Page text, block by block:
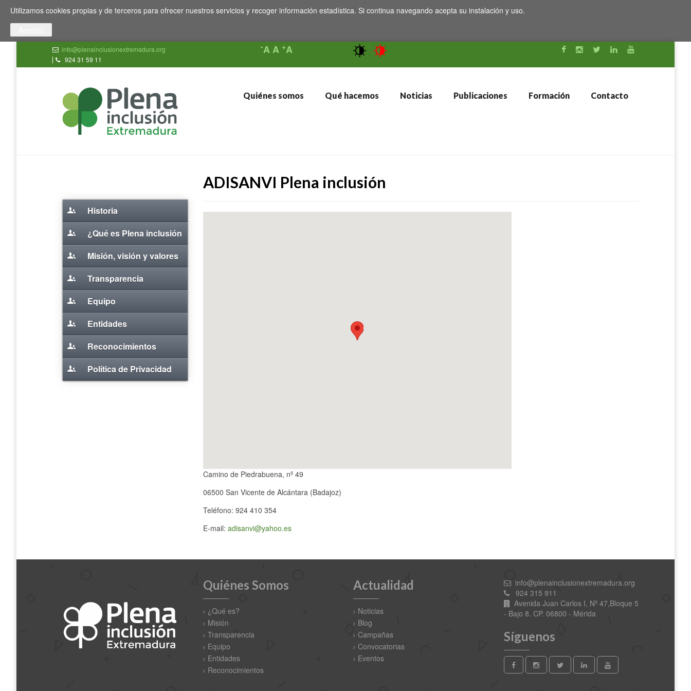
Pasar al contenido principal
Toggle high contrast
Utilizamos cookies propias y de terceros para ofrecer nuestros servicios y recoger información estadística. Si continua navegando acepta su instalación y uso.
info@plenainclusionextremadura.org
924 31 59 11
-AA +A
Quiénes somos Qué hacemos Noticias Publicaciones Formación Contacto
Historia
¿Qué es Plena inclusión
Extremadura?
Misión, visión y valores
Transparencia
Equipo
Entidades
Reconocimientos
Política de Privacidad
ADISANVI Plena inclusión
Camino de Piedrabuena, nº 49
06500 San Vicente de Alcántara (Badajoz)
Teléfono: 924 410 354
E-mail: adisanvi@yahoo.es
Quiénes Somos
¿Qué es?
Misión
Transparencia
Equipo
Entidades
Reconocimientos
Actualidad
Noticias
Blog
Campañas
Convocatorias
Eventos
info@plenainclusionextremadura.org
924 315 911
Avenida Juan Carlos I, Nº 47,Bloque 5
- Bajo 8. CP. 06800 - Mérida
Síguenos